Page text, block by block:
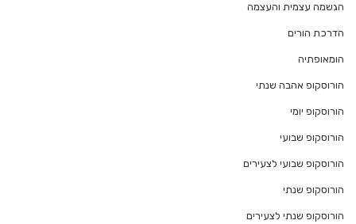
הגשמה עצמית והעצמה
הדרכת הורים
הומאופתיה
הורוסקופ אהבה שנתי
הורוסקופ יומי
הורוסקופ שבועי
הורוסקופ שבועי לצעירים
הורוסקופ שנתי
הורוסקופ שנתי לצעירים